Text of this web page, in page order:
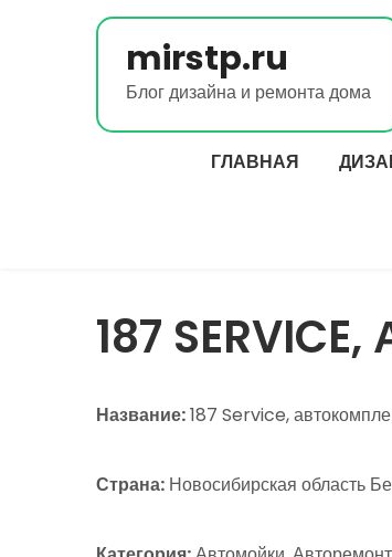
mirstp.ru
Блог дизайна и ремонта дома
ГЛАВНАЯ
187
Название:187 Service,
Страна: Новосибирская область